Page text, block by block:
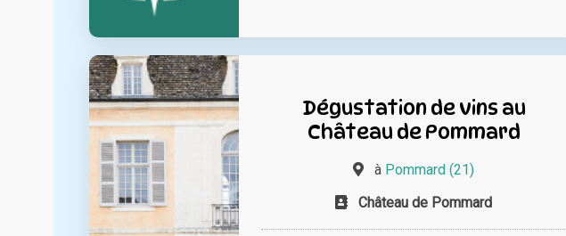
Dégustation de vins au
Château de Pommard
à Pommard (21)
Château de Pommard